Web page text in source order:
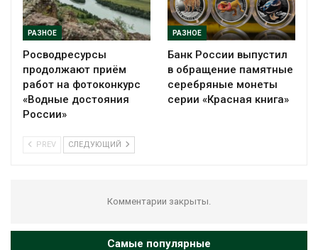
РАЗНОЕ
Росводресурсы
продолжают приём
работ на фотоконкурс
«Водные достояния
России»
РАЗНОЕ
Банк России выпустил
в обращение памятные
серебряные монеты
серии «Красная книга»
PREV СЛЕДУЮЩИЙ
Комментарии закрыты.
Самые популярные